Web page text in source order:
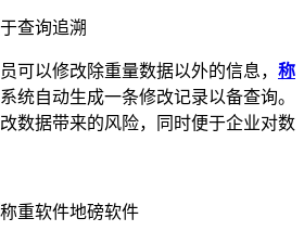
查询追溯
以修改除重量数据以外的信息， 称
统自动生成一条修改记录以备查询。
数据带来的风险，同时便于企业对数